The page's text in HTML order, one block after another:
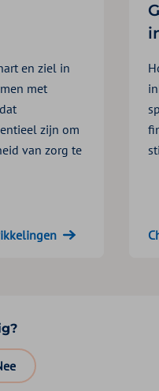
en ziel in
met
zijn om
van zorg te